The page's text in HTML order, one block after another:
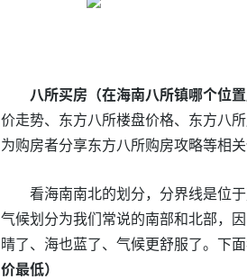
八所买房（在海南八所镇哪个位置
价走势、东方八所楼盘价格、东方八
为购房者分享东方八所购房攻略等相关
看海南南北的划分，分界线是位
气候划分为我们常说的南部和北部，
晴了、海也蓝了、气候更舒服了。下
价最低）